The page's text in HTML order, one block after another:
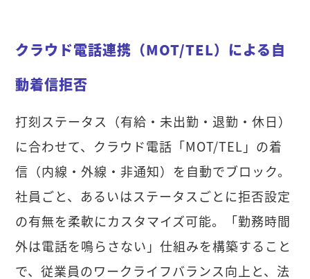
クラウド電話連携（MOT/TEL）による自
動着信拒否
打刻ステータス（有給・未出勤・退勤・休日）
に合わせて、クラウド電話「MOT/TEL」の着
信（内線・外線・非通知）を自動でブロック。
社員ごと、あるいはステータスごとに拒否設定
の有無を柔軟にカスタマイズ可能。「勤務時間
外は電話を鳴らさない」仕組みを構築すること
で、従業員のワークライフバランス向上と、法